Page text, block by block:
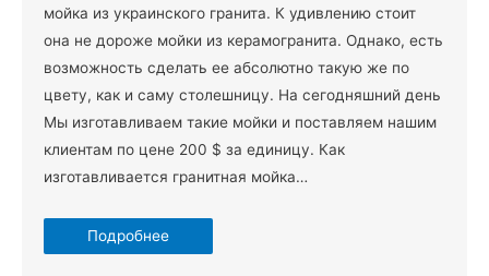
мойка из украинского гранита. К удивлению стоит
она не дороже мойки из керамогранита. Однако, есть
возможность сделать ее абсолютно такую ​​же по
цвету, как и саму столешницу. На сегодняшний день
Мы изготавливаем такие мойки и поставляем нашим
клиентам по цене 200 $ за единицу. Как
изготавливается гранитная мойка…
Подробнее